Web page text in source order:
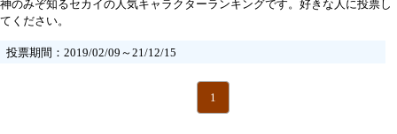
神のみぞ知るセカイの人気キャラクターランキングです。好きな人に投票し
てください。
投票期間：2019/02/09～21/12/15
1